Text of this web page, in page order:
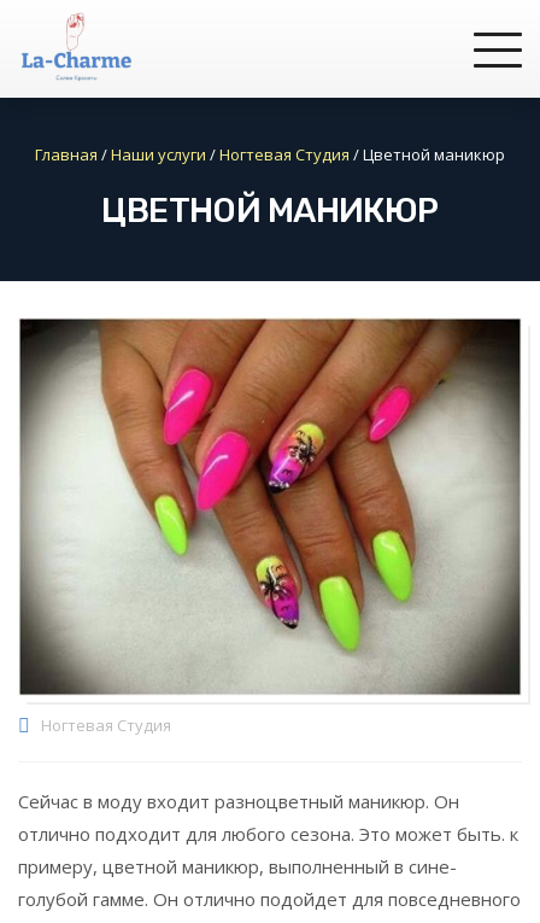
Главная /Наши услуги /Ногтевая Студия /Цветной маникюр
ЦВЕТНОЙ МАНИКЮР
Ногтевая Студия
Сейчас в моду входит разноцветный маникюр. Он
отлично подходит для любого сезона. Это может быть. к
примеру, цветной маникюр, выполненный в сине-
голубой гамме. Он отлично подойдет для повседневного